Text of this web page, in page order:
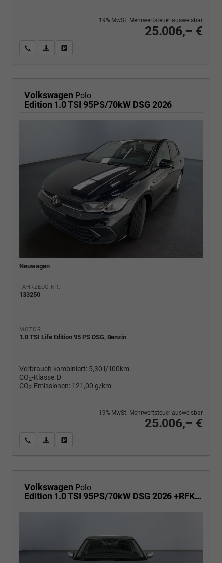
25.006,– €
19% MwSt. Mehrwertsteuer ausweisbar
Wir rufen Sie anPDF-Fahrzeugexposé drucken
Volkswagen Polo
Edition 1.0 TSI 95PS/70kW DSG 2026
Neuwagen
FAHRZEUG-NR.
133250
MOTOR
1.0 TSI Life Edition 95 PS DSG, Benzin
Verbrauch kombiniert: 5,30 l/100km
CO2-Klasse: D
CO2-Emissionen: 121,00 g/km
25.006,– €
19% MwSt. Mehrwertsteuer ausweisbar
Wir rufen Sie anPDF-Fahrzeugexposé drucken
Volkswagen Polo
Edition 1.0 TSI 95PS/70kW DSG 2026 +RFK +Getönte Heckscheiben +TravelAssist +LED